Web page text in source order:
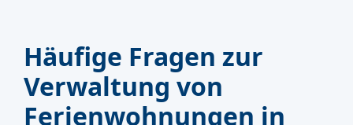
Häufige Fragen zur
Verwaltung von
Ferienwohnungen in